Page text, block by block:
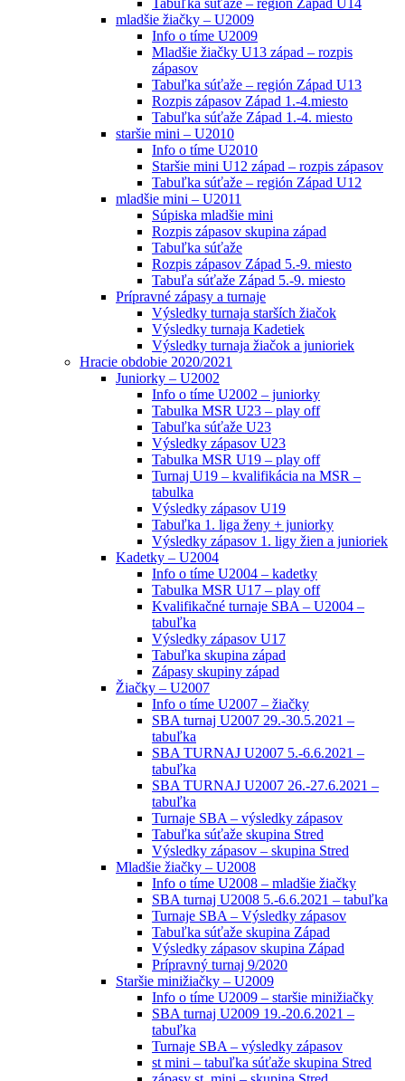
mladšie žiačky – U2009
Info o tíme U2009
Mladšie žiačky U13 západ – rozpis
zápasov
Tabuľka súťaže – región Západ U13
Rozpis zápasov Západ 1.-4.miesto
Tabuľka súťaže Západ 1.-4. miesto
staršie mini – U2010
Info o tíme U2010
Staršie mini U12 západ – rozpis zápasov
Tabuľka súťaže – región Západ U12
mladšie mini – U2011
Súpiska mladšie mini
Rozpis zápasov skupina západ
Tabuľka súťaže
Rozpis zápasov Západ 5.-9. miesto
Tabuľa súťaže Západ 5.-9. miesto
Prípravné zápasy a turnaje
Výsledky turnaja starších žiačok
Výsledky turnaja Kadetiek
Výsledky turnaja žiačok a junioriek
Hracie obdobie 2020/2021
Juniorky – U2002
Info o tíme U2002 – juniorky
Tabulka MSR U23 – play off
Tabuľka súťaže U23
Výsledky zápasov U23
Tabulka MSR U19 – play off
Turnaj U19 – kvalifikácia na MSR –
tabulka
Výsledky zápasov U19
Tabuľka 1. liga ženy + juniorky
Výsledky zápasov 1. ligy žien a junioriek
Kadetky – U2004
Info o tíme U2004 – kadetky
Tabulka MSR U17 – play off
Kvalifikačné turnaje SBA – U2004 –
tabuľka
Výsledky zápasov U17
Tabuľka skupina západ
Zápasy skupiny západ
Žiačky – U2007
Info o tíme U2007 – žiačky
SBA turnaj U2007 29.-30.5.2021 –
tabuľka
SBA TURNAJ U2007 5.-6.6.2021 –
tabuľka
SBA TURNAJ U2007 26.-27.6.2021 –
tabuľka
Turnaje SBA – výsledky zápasov
Tabuľka súťaže skupina Stred
Výsledky zápasov – skupina Stred
Mladšie žiačky – U2008
Info o tíme U2008 – mladšie žiačky
SBA turnaj U2008 5.-6.6.2021 – tabuľka
Turnaje SBA – Výsledky zápasov
Tabuľka súťaže skupina Západ
Výsledky zápasov skupina Západ
Prípravný turnaj 9/2020
Staršie minižiačky – U2009
Info o tíme U2009 – staršie minižiačky
SBA turnaj U2009 19.-20.6.2021 –
tabuľka
Turnaje SBA – výsledky zápasov
st mini – tabuľka súťaže skupina Stred